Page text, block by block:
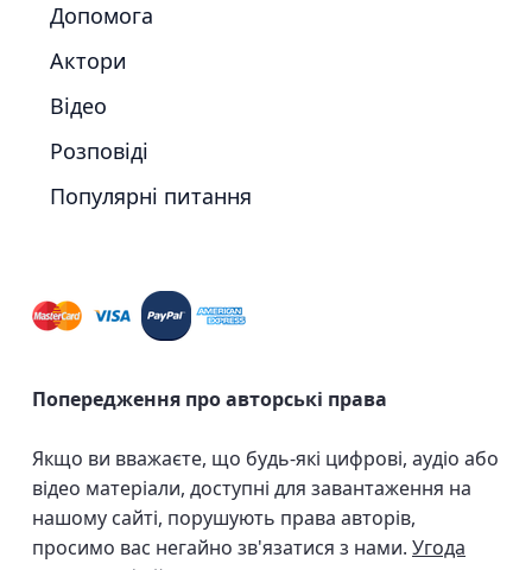
Допомога
Актори
Відео
Розповіді
Популярні питання
Попередження про авторські права
Якщо ви вважаєте, що будь-які цифрові, аудіо або
відео матеріали, доступні для завантаження на
нашому сайті, порушують права авторів,
просимо вас негайно зв'язатися з нами. Угода